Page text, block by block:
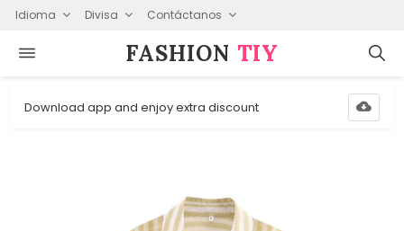
Idioma Divisa Contáctanos
FASHION⁠ TIY
Download app and enjoy extra discount